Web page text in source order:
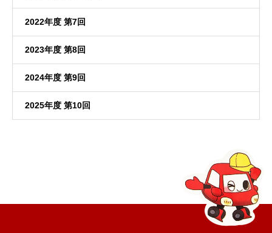
2022年度 第7回
2023年度 第8回
2024年度 第9回
2025年度 第10回